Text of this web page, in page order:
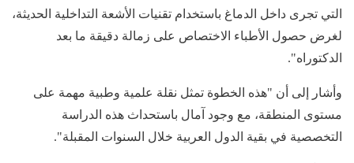
التي تجرى داخل الدماغ باستخدام تقنيات الأشعة التداخلية الحديثة،
لغرض حصول الأطباء الاختصاص على زمالة دقيقة ما بعد
الدكتوراه".
وأشار إلى أن "هذه الخطوة تمثل نقلة علمية وطبية مهمة على
مستوى المنطقة، مع وجود آمال باستحداث هذه الدراسة
التخصصية في بقية الدول العربية خلال السنوات المقبلة".